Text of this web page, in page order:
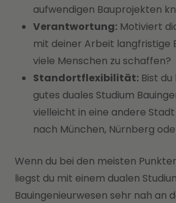
aufwendigen Bauprojekten
Verantwortung: Motiviert
mit deiner Arbeit langfristige
viele Menschen zu schaffen?
Standortflexibilität: Bist
gutes duales Studium
vielleicht in eine andere
nach München, Nürnberg
Wenn du bei den meisten
liegst du mit einem dualen
Bauingenieurwesen sehr nah an